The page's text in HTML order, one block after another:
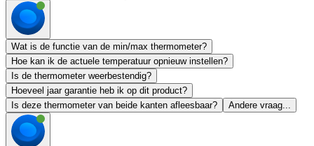
Wat is de functie van de min/max thermometer?
Hoe kan ik de actuele temperatuur opnieuw instellen?
Is de thermometer weerbestendig?
Hoeveel jaar garantie heb ik op dit product?
Is deze thermometer van beide kanten afleesbaar?
Andere vraag...